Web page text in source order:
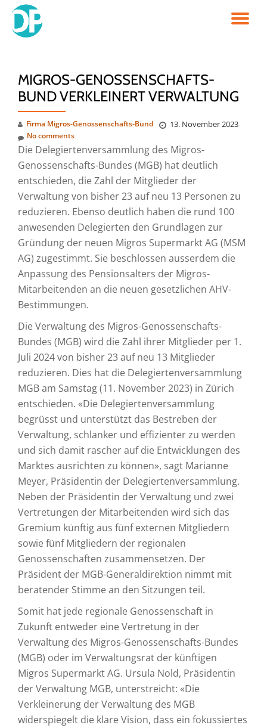
Skip
MIGROS-GENOSSENSCHAFTS-
BUND VERKLEINERT VERWALTUNG
Firma Migros-Genossenschafts-Bund 13. November 2023
No comments
Die Delegiertenversammlung des Migros-
Genossenschafts-Bundes (MGB) hat deutlich
entschieden, die Zahl der Mitglieder der
Verwaltung von bisher 23 auf neu 13 Personen zu
reduzieren. Ebenso deutlich haben die rund 100
anwesenden Delegierten den Grundlagen zur
Gründung der neuen Migros Supermarkt AG (MSM
AG) zugestimmt. Sie beschlossen ausserdem die
Anpassung des Pensionsalters der Migros-
Mitarbeitenden an die neuen gesetzlichen AHV-
Bestimmungen.
Die Verwaltung des Migros-Genossenschafts-
Bundes (MGB) wird die Zahl ihrer Mitglieder per 1.
Juli 2024 von bisher 23 auf neu 13 Mitglieder
reduzieren. Dies hat die Delegiertenversammlung
MGB am Samstag (11. November 2023) in Zürich
entschieden. «Die Delegiertenversammlung
begrüsst und unterstützt das Bestreben der
Verwaltung, schlanker und effizienter zu werden
und sich damit rascher auf die Entwicklungen des
Marktes ausrichten zu können», sagt Marianne
Meyer, Präsidentin der Delegiertenversammlung.
Neben der Präsidentin der Verwaltung und zwei
Vertretungen der Mitarbeitenden wird sich das
Gremium künftig aus fünf externen Mitgliedern
sowie fünf Mitgliedern der regionalen
Genossenschaften zusammensetzen. Der
Präsident der MGB-Generaldirektion nimmt mit
beratender Stimme an den Sitzungen teil.
Somit hat jede regionale Genossenschaft in
Zukunft entweder eine Vertretung in der
Verwaltung des Migros-Genossenschafts-Bundes
(MGB) oder im Verwaltungsrat der künftigen
Migros Supermarkt AG. Ursula Nold, Präsidentin
der Verwaltung MGB, unterstreicht: «Die
Verkleinerung der Verwaltung des MGB
widerspiegelt die klare Vision, dass ein fokussiertes